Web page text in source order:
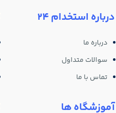
درباره استخدام 24
درباره ما
سوالات متداول
تماس با ما
آموزشگاه ها